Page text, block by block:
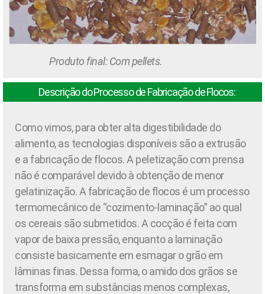
Produto final: Com pellets.
Descrição do Processo de Fabricação de Flocos:
Como vimos, para obter alta digestibilidade do
alimento, as tecnologias disponíveis são a extrusão
e a fabricação de flocos. A peletização com prensa
não é comparável devido à obtenção de menor
gelatinização. A fabricação de flocos é um processo
termomecânico de “cozimento-laminação” ao qual
os cereais são submetidos. A cocção é feita com
vapor de baixa pressão, enquanto a laminação
consiste basicamente em esmagar o grão em
lâminas finas. Dessa forma, o amido dos grãos se
transforma em substâncias menos complexas,